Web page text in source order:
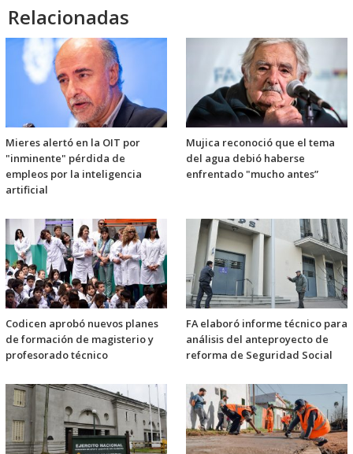
Relacionadas
Mieres alertó en la OIT por
"inminente" pérdida de
empleos por la inteligencia
artificial
Mujica reconoció que el tema
del agua debió haberse
enfrentado "mucho antes”
Codicen aprobó nuevos planes
de formación de magisterio y
profesorado técnico
FA elaboró informe técnico para
análisis del anteproyecto de
reforma de Seguridad Social